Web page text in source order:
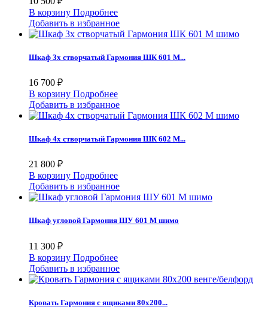
В корзину Подробнее
Добавить в избранное
Шкаф 3х створчатый Гармония ШК 601 М...
16 700 ₽
В корзину Подробнее
Добавить в избранное
Шкаф 4х створчатый Гармония ШК 602 М...
21 800 ₽
В корзину Подробнее
Добавить в избранное
Шкаф угловой Гармония ШУ 601 М шимо
11 300 ₽
В корзину Подробнее
Добавить в избранное
Кровать Гармония с ящиками 80х200...